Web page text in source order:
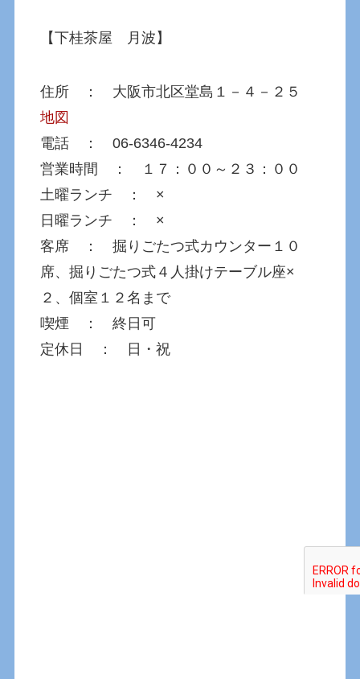
【下桂茶屋 月波】
住所 ： 大阪市北区堂島１－４－２５
地図
電話 ： 06-6346-4234
営業時間 ： １７：００～２３：００
土曜ランチ ： ×
日曜ランチ ： ×
客席 ： 掘りごたつ式カウンター１０
席、掘りごたつ式４人掛けテーブル座×
２、個室１２名まで
喫煙 ： 終日可
定休日 ： 日・祝